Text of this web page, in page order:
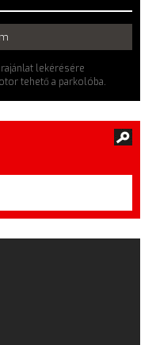
lekérésére
tehető a parkolóba.